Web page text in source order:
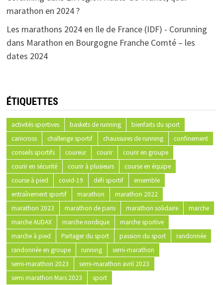
marathon en 2024 ?
Les marathons 2024 en Ile de France (IDF) - Corunning
dans Marathon en Bourgogne Franche Comté – les
dates 2024
ÉTIQUETTES
activités sportives baskets de running
bienfaits du sport
canicross
challenge sportif chaussures de running
confinement
conseils sportifs
coureur courir
courir en groupe
courir en sécurité
courir à plusieurs
course en équipe
course à pied
covid-19 défi sportif
ensemble
entraînement sportif
marathon
marathon 2022
marathon 2023
marathon de paris marathon solidaire
marche
marche AUDAX
marche nordique
marche sportive
marche à pied
Partager du sport passion du sport
randonnée
randonnée en groupe
running
semi-marathon
semi-marathon 2023
semi-marathon avril 2023
semi marathon Mars 2023
sport